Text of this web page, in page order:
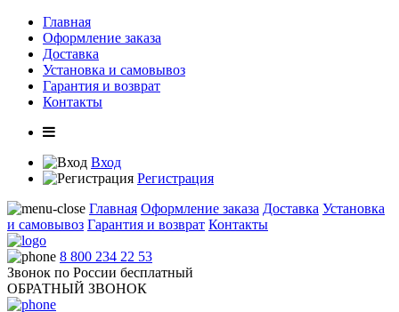
Главная
Оформление заказа
Доставка
Установка и самовывоз
Гарантия и возврат
Контакты
Вход
Регистрация
Главная Оформление заказа Доставка Установка
и самовывоз Гарантия и возврат Контакты
8 800 234 22 53
Звонок по России бесплатный
ОБРАТНЫЙ ЗВОНОК